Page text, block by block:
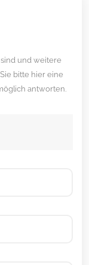
und weitere
bitte hier eine
antworten.